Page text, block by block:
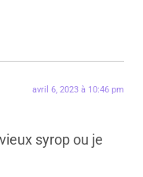
avril 6, 2023 à 10:46 pm
syrop ou je